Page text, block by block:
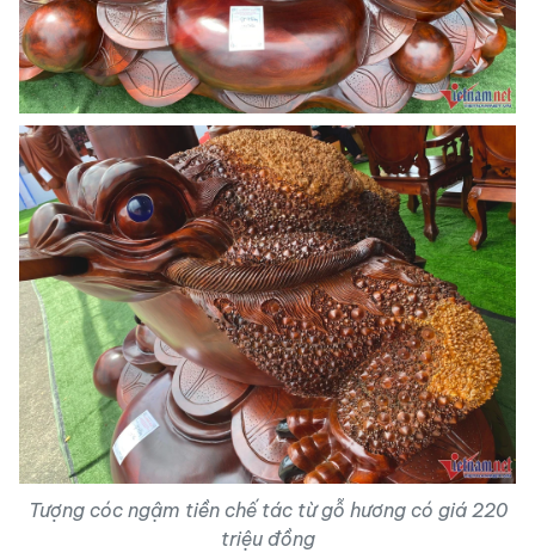
Tượng cóc ngậm tiền chế tác từ gỗ hương có giá 220
triệu đồng